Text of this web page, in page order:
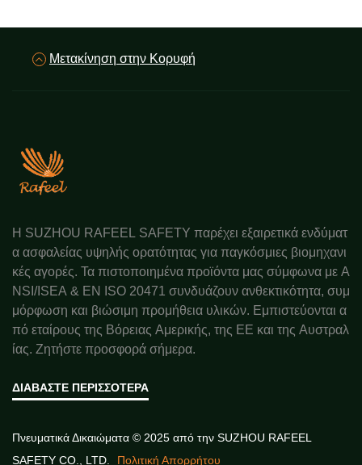
Μετακίνηση στην Κορυφή
Η SUZHOU RAFEEL SAFETY παρέχει εξαιρετικά ενδύματ
α ασφαλείας υψηλής ορατότητας για παγκόσμιες βιομηχανι
κές αγορές. Τα πιστοποιημένα προϊόντα μας σύμφωνα με A
NSI/ISEA & EN ISO 20471 συνδυάζουν ανθεκτικότητα, συμ
μόρφωση και βιώσιμη προμήθεια υλικών. Εμπιστεύονται α
πό εταίρους της Βόρειας Αμερικής, της ΕΕ και της Αυστραλ
ίας. Ζητήστε προσφορά σήμερα.
ΔΙΑΒΆΣΤΕ ΠΕΡΙΣΣΌΤΕΡΑ
Πνευματικά Δικαιώματα © 2025 από την SUZHOU RAFEEL
SAFETY CO., LTD.
Πολιτική Απορρήτου